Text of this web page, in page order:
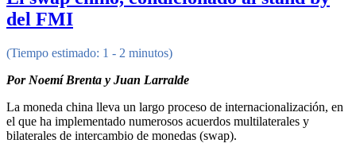
del FMI
(Tiempo estimado: 1 - 2 minutos)
Por Noemí Brenta y Juan Larralde
La moneda china lleva un largo proceso de internacionalización, en
el que ha implementado numerosos acuerdos multilaterales y
bilaterales de intercambio de monedas (swap).